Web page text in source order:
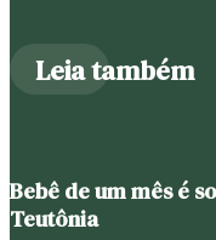
Leia também
Bebê de um mês é
Teutônia